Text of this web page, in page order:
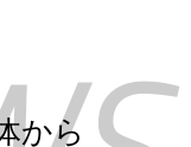
から